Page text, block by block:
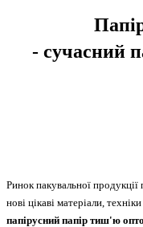
- сучасний
Ринок пакувальної продукції
нові цікаві матеріали,
папірусний папір тиш'ю